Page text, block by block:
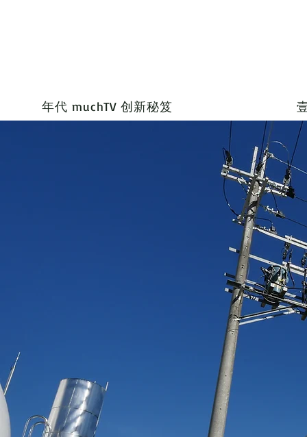
年代 muchTV 创新秘笈